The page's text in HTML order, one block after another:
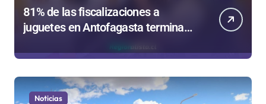
81% de las fiscalizaciones a
juguetes en Antofagasta termina
en sumarios sanitarios
Noticias